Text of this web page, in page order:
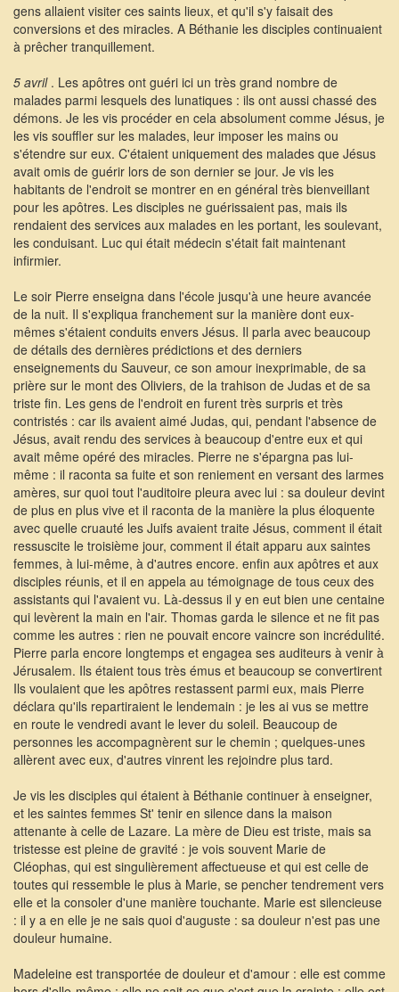
gens allaient visiter ces saints lieux, et qu'il s'y faisait des
conversions et des miracles. A Béthanie les disciples continuaient
à prêcher tranquillement.
5 avril. Les apôtres ont guéri ici un très grand nombre de
malades parmi lesquels des lunatiques : ils ont aussi chassé des
démons. Je les vis procéder en cela absolument comme Jésus, je
les vis souffler sur les malades, leur imposer les mains ou
s'étendre sur eux. C'étaient uniquement des malades que Jésus
avait omis de guérir lors de son dernier se jour. Je vis les
habitants de l'endroit se montrer en en général très bienveillant
pour les apôtres. Les disciples ne guérissaient pas, mais ils
rendaient des services aux malades en les portant, les soulevant,
les conduisant. Luc qui était médecin s'était fait maintenant
infirmier.
Le soir Pierre enseigna dans l'école jusqu'à une heure avancée
de la nuit. Il s'expliqua franchement sur la manière dont eux-
mêmes s'étaient conduits envers Jésus. Il parla avec beaucoup
de détails des dernières prédictions et des derniers
enseignements du Sauveur, ce son amour inexprimable, de sa
prière sur le mont des Oliviers, de la trahison de Judas et de sa
triste fin. Les gens de l'endroit en furent très surpris et très
contristés : car ils avaient aimé Judas, qui, pendant l'absence de
Jésus, avait rendu des services à beaucoup d'entre eux et qui
avait même opéré des miracles. Pierre ne s'épargna pas lui-
même : il raconta sa fuite et son reniement en versant des larmes
amères, sur quoi tout l'auditoire pleura avec lui : sa douleur devint
de plus en plus vive et il raconta de la manière la plus éloquente
avec quelle cruauté les Juifs avaient traite Jésus, comment il était
ressuscite le troisième jour, comment il était apparu aux saintes
femmes, à lui-même, à d'autres encore. enfin aux apôtres et aux
disciples réunis, et il en appela au témoignage de tous ceux des
assistants qui l'avaient vu. Là-dessus il y en eut bien une centaine
qui levèrent la main en l'air. Thomas garda le silence et ne fit pas
comme les autres : rien ne pouvait encore vaincre son incrédulité.
Pierre parla encore longtemps et engagea ses auditeurs à venir à
Jérusalem. Ils étaient tous très émus et beaucoup se convertirent
Ils voulaient que les apôtres restassent parmi eux, mais Pierre
déclara qu'ils repartiraient le lendemain : je les ai vus se mettre
en route le vendredi avant le lever du soleil. Beaucoup de
personnes les accompagnèrent sur le chemin ; quelques-unes
allèrent avec eux, d'autres vinrent les rejoindre plus tard.
Je vis les disciples qui étaient à Béthanie continuer à enseigner,
et les saintes femmes St' tenir en silence dans la maison
attenante à celle de Lazare. La mère de Dieu est triste, mais sa
tristesse est pleine de gravité : je vois souvent Marie de
Cléophas, qui est singulièrement affectueuse et qui est celle de
toutes qui ressemble le plus à Marie, se pencher tendrement vers
elle et la consoler d'une manière touchante. Marie est silencieuse
: il y a en elle je ne sais quoi d'auguste : sa douleur n'est pas une
douleur humaine.
Madeleine est transportée de douleur et d'amour : elle est comme